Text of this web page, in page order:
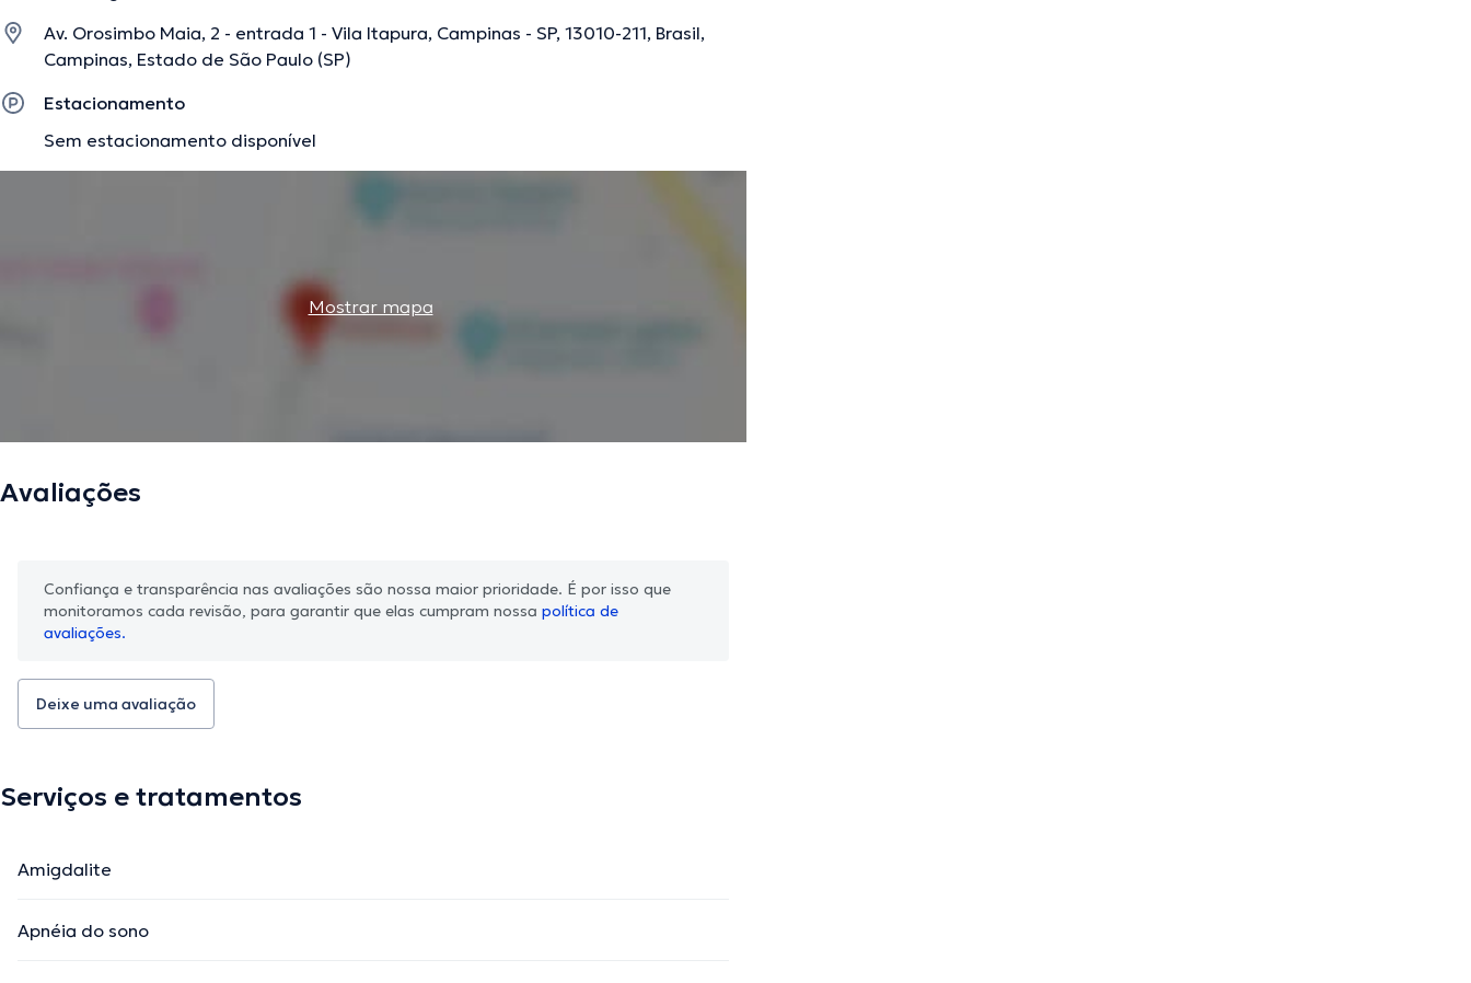
A descrição foi editada pela equipe do doctoranytime, baseada em informações verificadas.
Av. Orosimbo Maia, 2 - entrada 1 - Vila Itapura, Campinas - SP, 13010-211, Brasil,
Campinas, Estado de São Paulo (SP)
Estacionamento
Sem estacionamento disponível
Mostrar mapa
Avaliações
Confiança e transparência nas avaliações são nossa maior prioridade. É por isso que
monitoramos cada revisão, para garantir que elas cumpram nossa política de
avaliações.
Deixe uma avaliação
Serviços e tratamentos
Amigdalite
Apnéia do sono